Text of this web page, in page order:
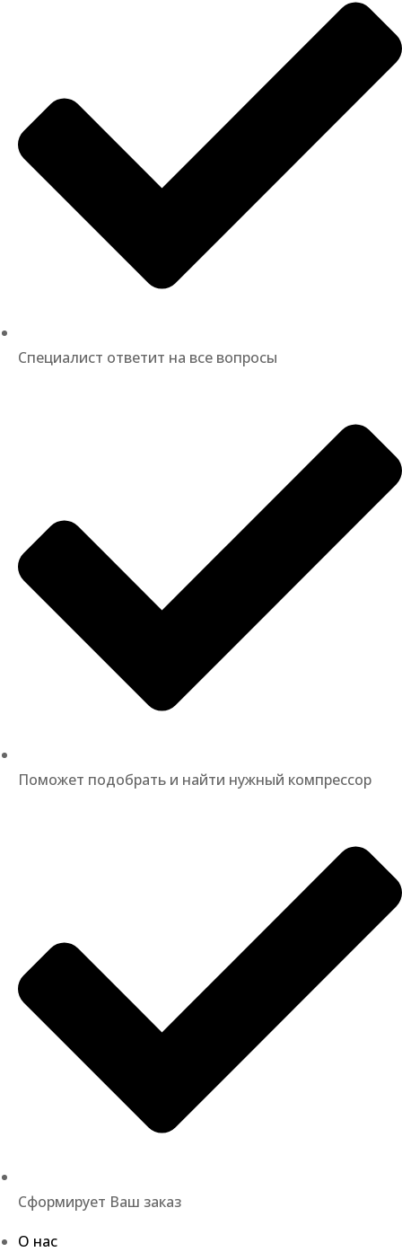
Специалист ответит на все вопросы
Поможет подобрать и найти нужный компрессор
Сформирует Ваш заказ
О нас